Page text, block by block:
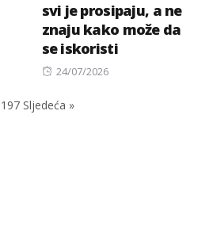
svi je prosipaju, a ne
znaju kako može da
se iskoristi
Posted
24/07/2026
197 Sljedeća »